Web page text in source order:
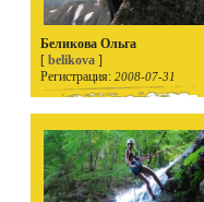
Беликова Ольга
[ belikova ]
Регистрация: 2008-07-31